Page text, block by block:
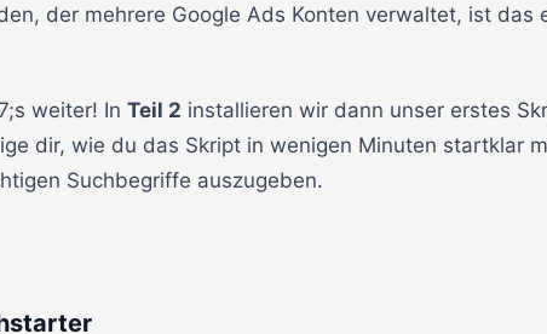
der mehrere Google Ads Konten verwaltet, ist das
weiter! In Teil 2 installieren wir dann unser erstes
dir, wie du das Skript in wenigen Minuten startklar
Suchbegriffe auszugeben.